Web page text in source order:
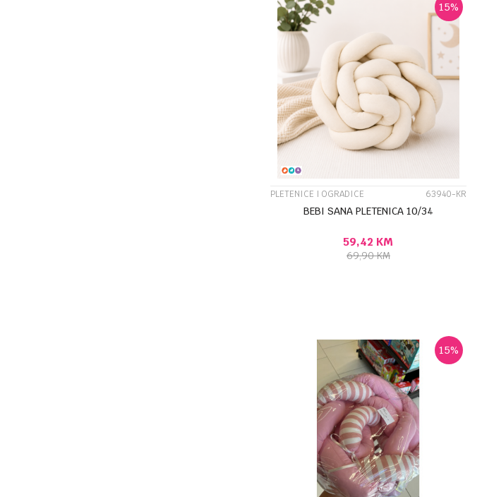
UPOREDI
15%
PLETENICE I OGRADICE 63940-KR
BEBI SANA PLETENICA 10/34
59,42 KM
69,90KM
UPOREDI
15%